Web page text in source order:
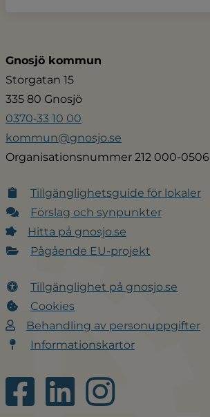
Gnosjö kommun
Storgatan 15
335 80 Gnosjö
0370‑33 10 00
kommun@gnosjo.se
Organisationsnummer 212 000-0506
Tillgänglighetsguide för lokaler
Förslag och synpunkter
Hitta på gnosjo.se
Pågående EU-projekt
Tillgänglighet på gnosjo.se
Cookies
Behandling av personuppgifter
Informationskartor